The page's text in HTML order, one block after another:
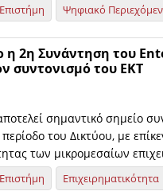
Επιστήμη Ψηφιακό
η 2η Συνάντηση του
συντονισμό του ΕΚΤ
σημαντικό σημείο
του Δικτύου, με
των μικρομεσαίων
Επιστήμη Επιχειρηματικότητα